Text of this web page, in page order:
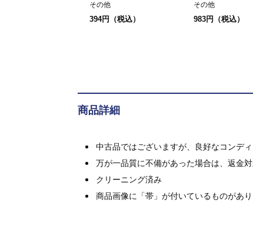
その他
394円（税込）
その他
983円（税込）
商品詳細
中古品ではございますが、良好なコンデ
万が一品質に不備があった場合は、返金対
クリーニング済み
商品画像に「帯」が付いているものがあ